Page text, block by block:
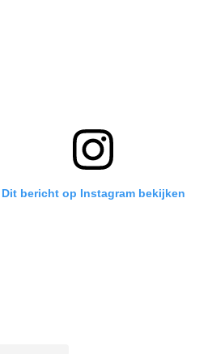
Dit bericht op Instagram bekijken